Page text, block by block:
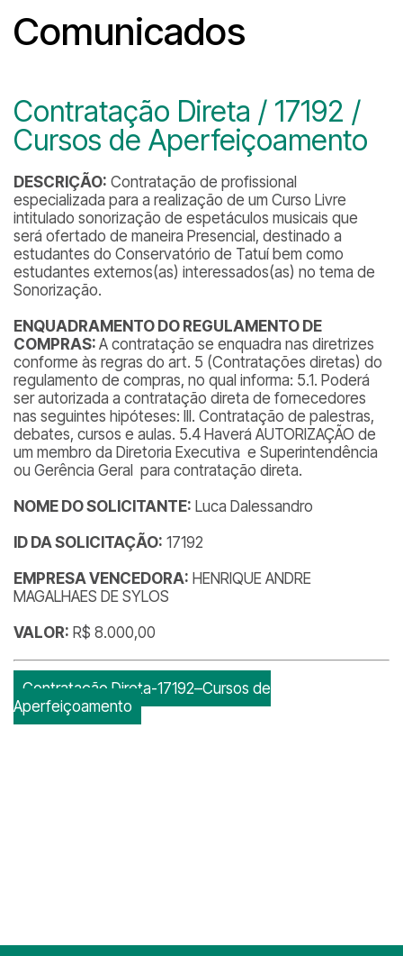
Comunicados
Contratação Direta / 17192 /
Cursos de Aperfeiçoamento
DESCRIÇÃO: Contratação de profissional
especializada para a realização de um Curso Livre
intitulado sonorização de espetáculos musicais que
será ofertado de maneira Presencial, destinado a
estudantes do Conservatório de Tatuí bem como
estudantes externos(as) interessados(as) no tema de
Sonorização.
ENQUADRAMENTO DO REGULAMENTO DE
COMPRAS: A contratação se enquadra nas diretrizes
conforme às regras do art. 5 (Contratações diretas) do
regulamento de compras, no qual informa: 5.1. Poderá
ser autorizada a contratação direta de fornecedores
nas seguintes hipóteses: III. Contratação de palestras,
debates, cursos e aulas. 5.4 Haverá AUTORIZAÇÃO de
um membro da Diretoria Executiva e Superintendência
ou Gerência Geral para contratação direta.
NOME DO SOLICITANTE: Luca Dalessandro
ID DA SOLICITAÇÃO: 17192
EMPRESA VENCEDORA: HENRIQUE ANDRE
MAGALHAES DE SYLOS
VALOR: R$ 8.000,00
Contratação Direta-17192–Cursos de
Aperfeiçoamento